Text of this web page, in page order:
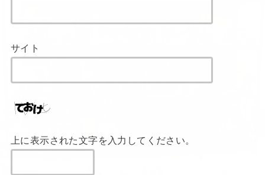
サイト
上に表示された文字を入力してください。